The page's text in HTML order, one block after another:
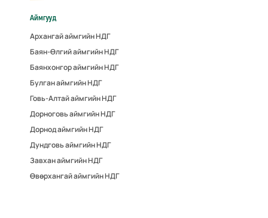
Аймгууд
Архангай аймгийн НДГ
Баян-Өлгий аймгийн НДГ
Баянхонгор аймгийн НДГ
Булган аймгийн НДГ
Говь-Алтай аймгийн НДГ
Дорноговь аймгийн НДГ
Дорнод аймгийн НДГ
Дундговь аймгийн НДГ
Завхан аймгийн НДГ
Өвөрхангай аймгийн НДГ